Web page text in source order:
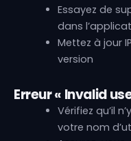
Essayez de
dans
Mettez à jour
version
Erreur « Invalid
Vérifiez qu’il
votre nom